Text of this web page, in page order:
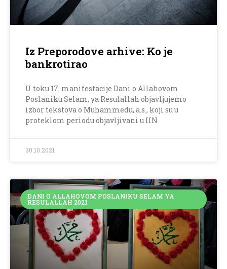
Iz Preporodove arhive: Ko je
bankrotirao
U toku 17. manifestacije Dani o Allahovom
Poslaniku Selam, ya Resulallah objavljujemo
izbor tekstova o Muhammedu, a.s., koji su u
proteklom periodu objavljivani u IIN
30.10.2021
DANI O ALLAHOVOM POSLANIKU SELAM YA
RESULALLAH 2021